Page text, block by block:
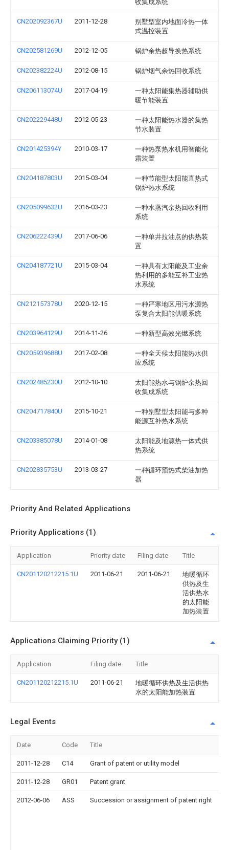
收集成系统
CN202092367U 2011-12-28
别墅型室内地面冷热一体
式温控装置
CN202581269U 2012-12-05 锅炉余热超导换热系统
CN202382224U 2012-08-15 锅炉烟气余热回收系统
CN206113074U 2017-04-19
一种太阳能集热器辅助供
暖节能装置
CN202229448U 2012-05-23
一种太阳能热水器的集热
节水装置
CN201425394Y 2010-03-17
一种热泵热水机用智能化
霜装置
CN204187803U 2015-03-04
一种节能型太阳能直热式
锅炉热水系统
CN205099632U 2016-03-23
一种水蒸汽余热回收利用
系统
CN206222439U 2017-06-06
一种单井拉油点的供热装
置
CN204187721U 2015-03-04
一种具有太阳能及工业余
热利用的多能互补工业热
水系统
CN212157378U 2020-12-15
一种严寒地区用污水源热
泵复合太阳能供暖系统
CN203964129U 2014-11-26 一种新型高效光燃系统
CN205939688U 2017-02-08
一种全天候太阳能热水供
应系统
CN202485230U 2012-10-10
太阳能热水与锅炉余热回
收集成系统
CN204717840U 2015-10-21
一种别墅型太阳能与多种
能源互补热水系统
CN203385078U 2014-01-08
太阳能及地源热一体式供
热系统
CN202835753U 2013-03-27
一种循环预热式柴油加热
器
Priority And Related Applications
Priority Applications (1)
Application Priority date Filing date Title
CN201120212215.1U 2011-06-21 2011-06-21
地暖循环
供热及生
活供热水
的太阳能
加热装置
Applications Claiming Priority (1)
Application Filing date Title
CN201120212215.1U 2011-06-21
地暖循环供热及生活供热
水的太阳能加热装置
Legal Events
Date Code Title
2011-12-28 C14 Grant of patent or utility model
2011-12-28 GR01 Patent grant
2012-06-06 ASS Succession or assignment of patent right